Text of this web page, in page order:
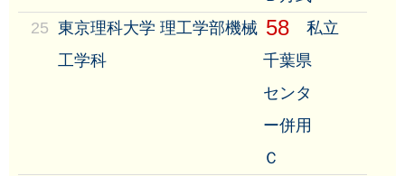
25 東京理科大学 理工学部機械
工学科
58
私立
千葉県
センタ
ー併用
Ｃ